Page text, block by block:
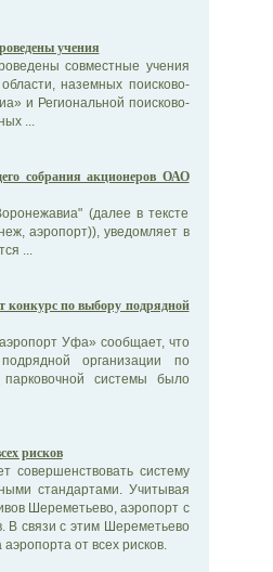
учения
совместные учения
наземных поисково-
и Региональной поисково-
...
собрания акционеров ОАО
(далее в тексте
аэропорт)), уведомляет в
...
по выбору подрядной
Уфа» сообщает, что
организации по
системы было
рисков
совершенствовать систему
стандартами. Учитывая
Шереметьево, аэропорт с
В связи с этим Шереметьево
от всех рисков.